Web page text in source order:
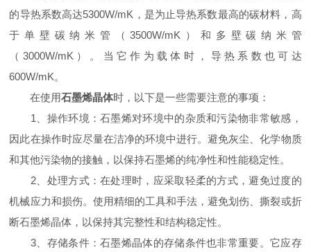
的导热系数高达5300W/mK，是为止导热系数最高的碳材料，高
于单壁碳纳米管（3500W/mK）和多壁碳纳米管
（3000W/mK）。当它作为载体时，导热系数也可达
600W/mK。
在使用石墨烯晶体时，以下是一些需要注意的事项：
1、操作环境：石墨烯对环境中的杂质和污染物非常敏感，
因此在操作时应尽量在洁净的环境中进行。避免灰尘、化学物质
和其他污染物的接触，以保持石墨烯的纯净性和性能稳定性。
2、处理方式：在处理时，应采取轻柔的方式，避免过度的
机械应力和损伤。使用精细的工具和手法，避免划伤、撕裂或折
断石墨烯晶体，以保持其完整性和结构稳定性。
3、存储条件：石墨烯晶体的存储条件也非常重要。它应存